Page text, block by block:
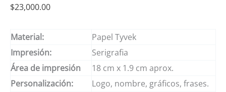
$23,000.00
Material:
Papel Tyvek
Impresión:
Serigrafia
Área de impresión
18 cm x 1.9 cm aprox.
Personalización:
Logo, nombre, gráficos, frases.